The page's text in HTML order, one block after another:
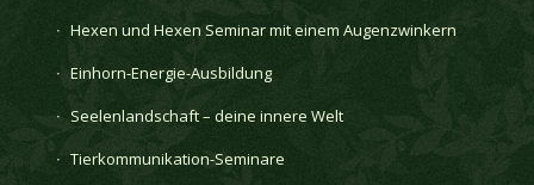
Hexen und Hexen Seminar mit einem Augenzwinkern
Einhorn-Energie-Ausbildung
Seelenlandschaft – deine innere Welt
Tierkommunikation-Seminare